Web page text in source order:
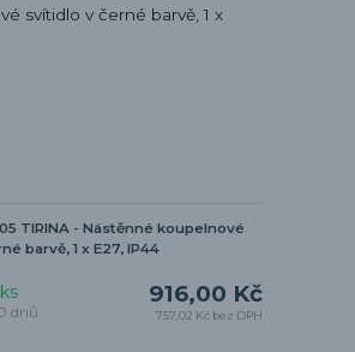
TIRINA - Nástěnné koupelnové
barvě, 1 x E27, IP44
916,00 Kč
757,02 Kč bez DPH
dnů